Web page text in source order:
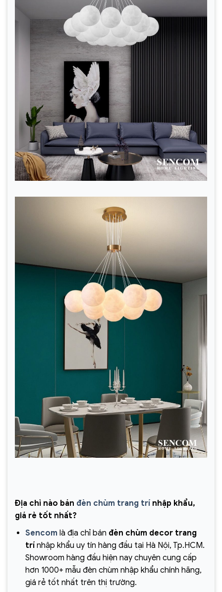
Địa chỉ nào bán đèn chùm trang trí nhập khẩu,
giá rẻ tốt nhất?
Sencom là địa chỉ bán đèn chùm decor trang
trínhập khẩu uy tín hàng đầu tại Hà Nội, Tp.HCM.
Showroom hàng đầu hiện nay chuyên cung cấp
hơn 1000+ mẫu đèn chùm nhập khẩu chính hãng,
giá rẻ tốt nhất trên thị trường.